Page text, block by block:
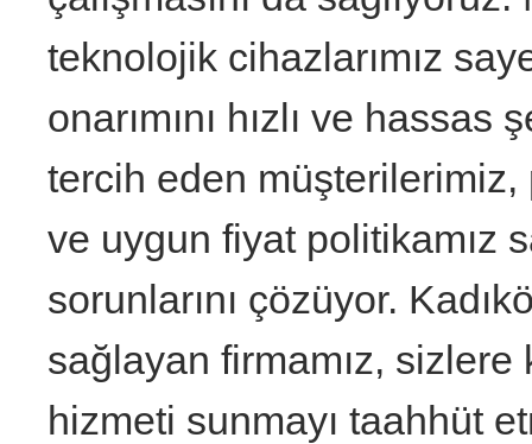
teknolojik cihazlarımız
onarımını hızlı ve
tercih eden müşterilerimiz,
ve uygun fiyat politikamız
sorunlarını çözüyor.
sağlayan firmamız, sizlere
hizmeti sunmayı taahhüt